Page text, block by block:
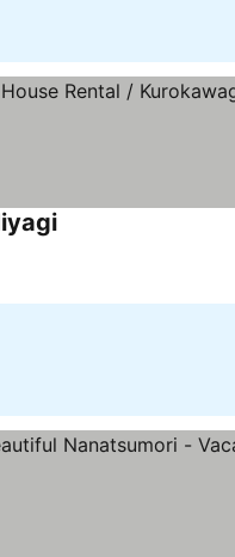
料金を表示